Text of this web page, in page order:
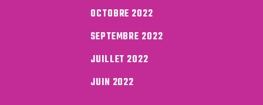
OCTOBRE 2022
SEPTEMBRE 2022
JUILLET 2022
JUIN 2022